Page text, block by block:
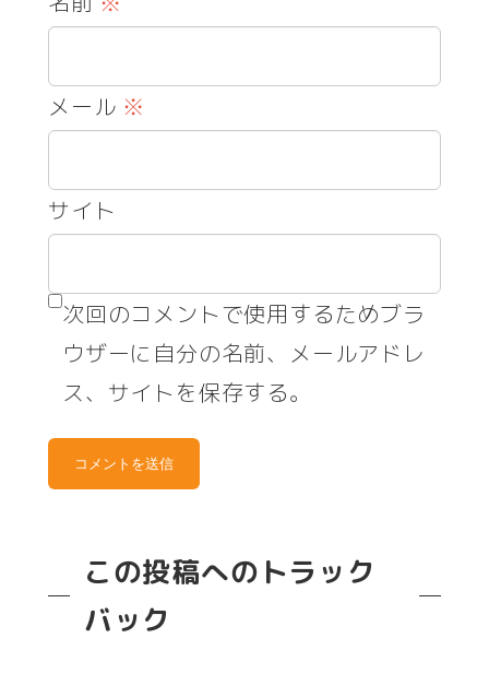
メール ※
サイト
次回のコメントで使用するためブラ
ウザーに自分の名前、メールアドレ
ス、サイトを保存する。
この投稿へのトラック
バック